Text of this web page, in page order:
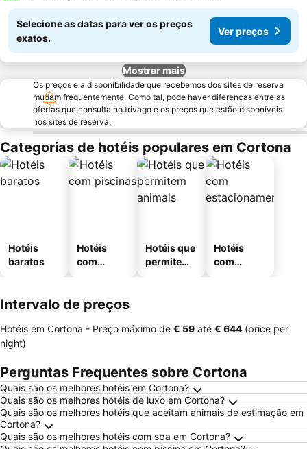
Selecione as datas para ver os preços
exatos.
Ver preços
Mostrar mais
Os preços e a disponibilidade que recebemos dos sites de reserva
mudam frequentemente. Como tal, pode haver diferenças entre as
ofertas que consulta no trivago e os preços que estão disponíveis
nos sites de reserva.
Categorias de hotéis populares em Cortona
Hotéis
baratos
Hotéis
com
Hotéis que
permitem
Hotéis
com
Intervalo de preços
Hotéis em Cortona - Preço máximo de ‎€ 59 até ‎€ 644 (price per
night)
Perguntas Frequentes sobre Cortona
Quais são os melhores hotéis em Cortona?
Quais são os melhores hotéis de luxo em Cortona?
Quais são os melhores hotéis que aceitam animais de estimação em
Cortona?
Quais são os melhores hotéis com spa em Cortona?